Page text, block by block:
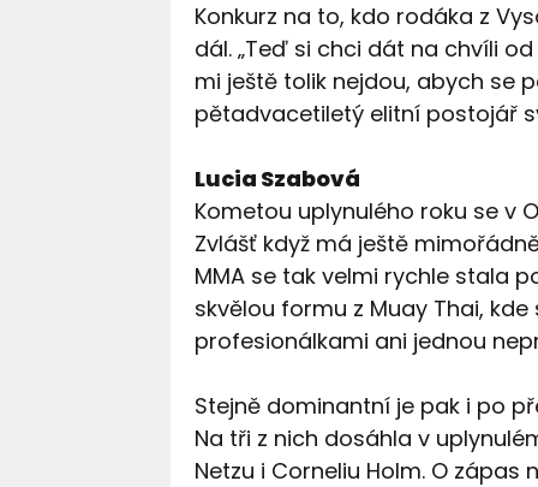
Konkurz na to, kdo rodáka z
dál. „Teď si chci dát na chvíli
mi ještě tolik nejdou, abych se
pětadvacetiletý elitní postojář
Lucia Szabová
Kometou uplynulého roku se v
Zvlášť když má ještě
MMA se tak velmi rychle stala
skvělou formu z Muay Thai,
profesionálkami ani jednou
Stejně dominantní je pak i po
Na tři z nich dosáhla v
Netzu i Corneliu Holm. O